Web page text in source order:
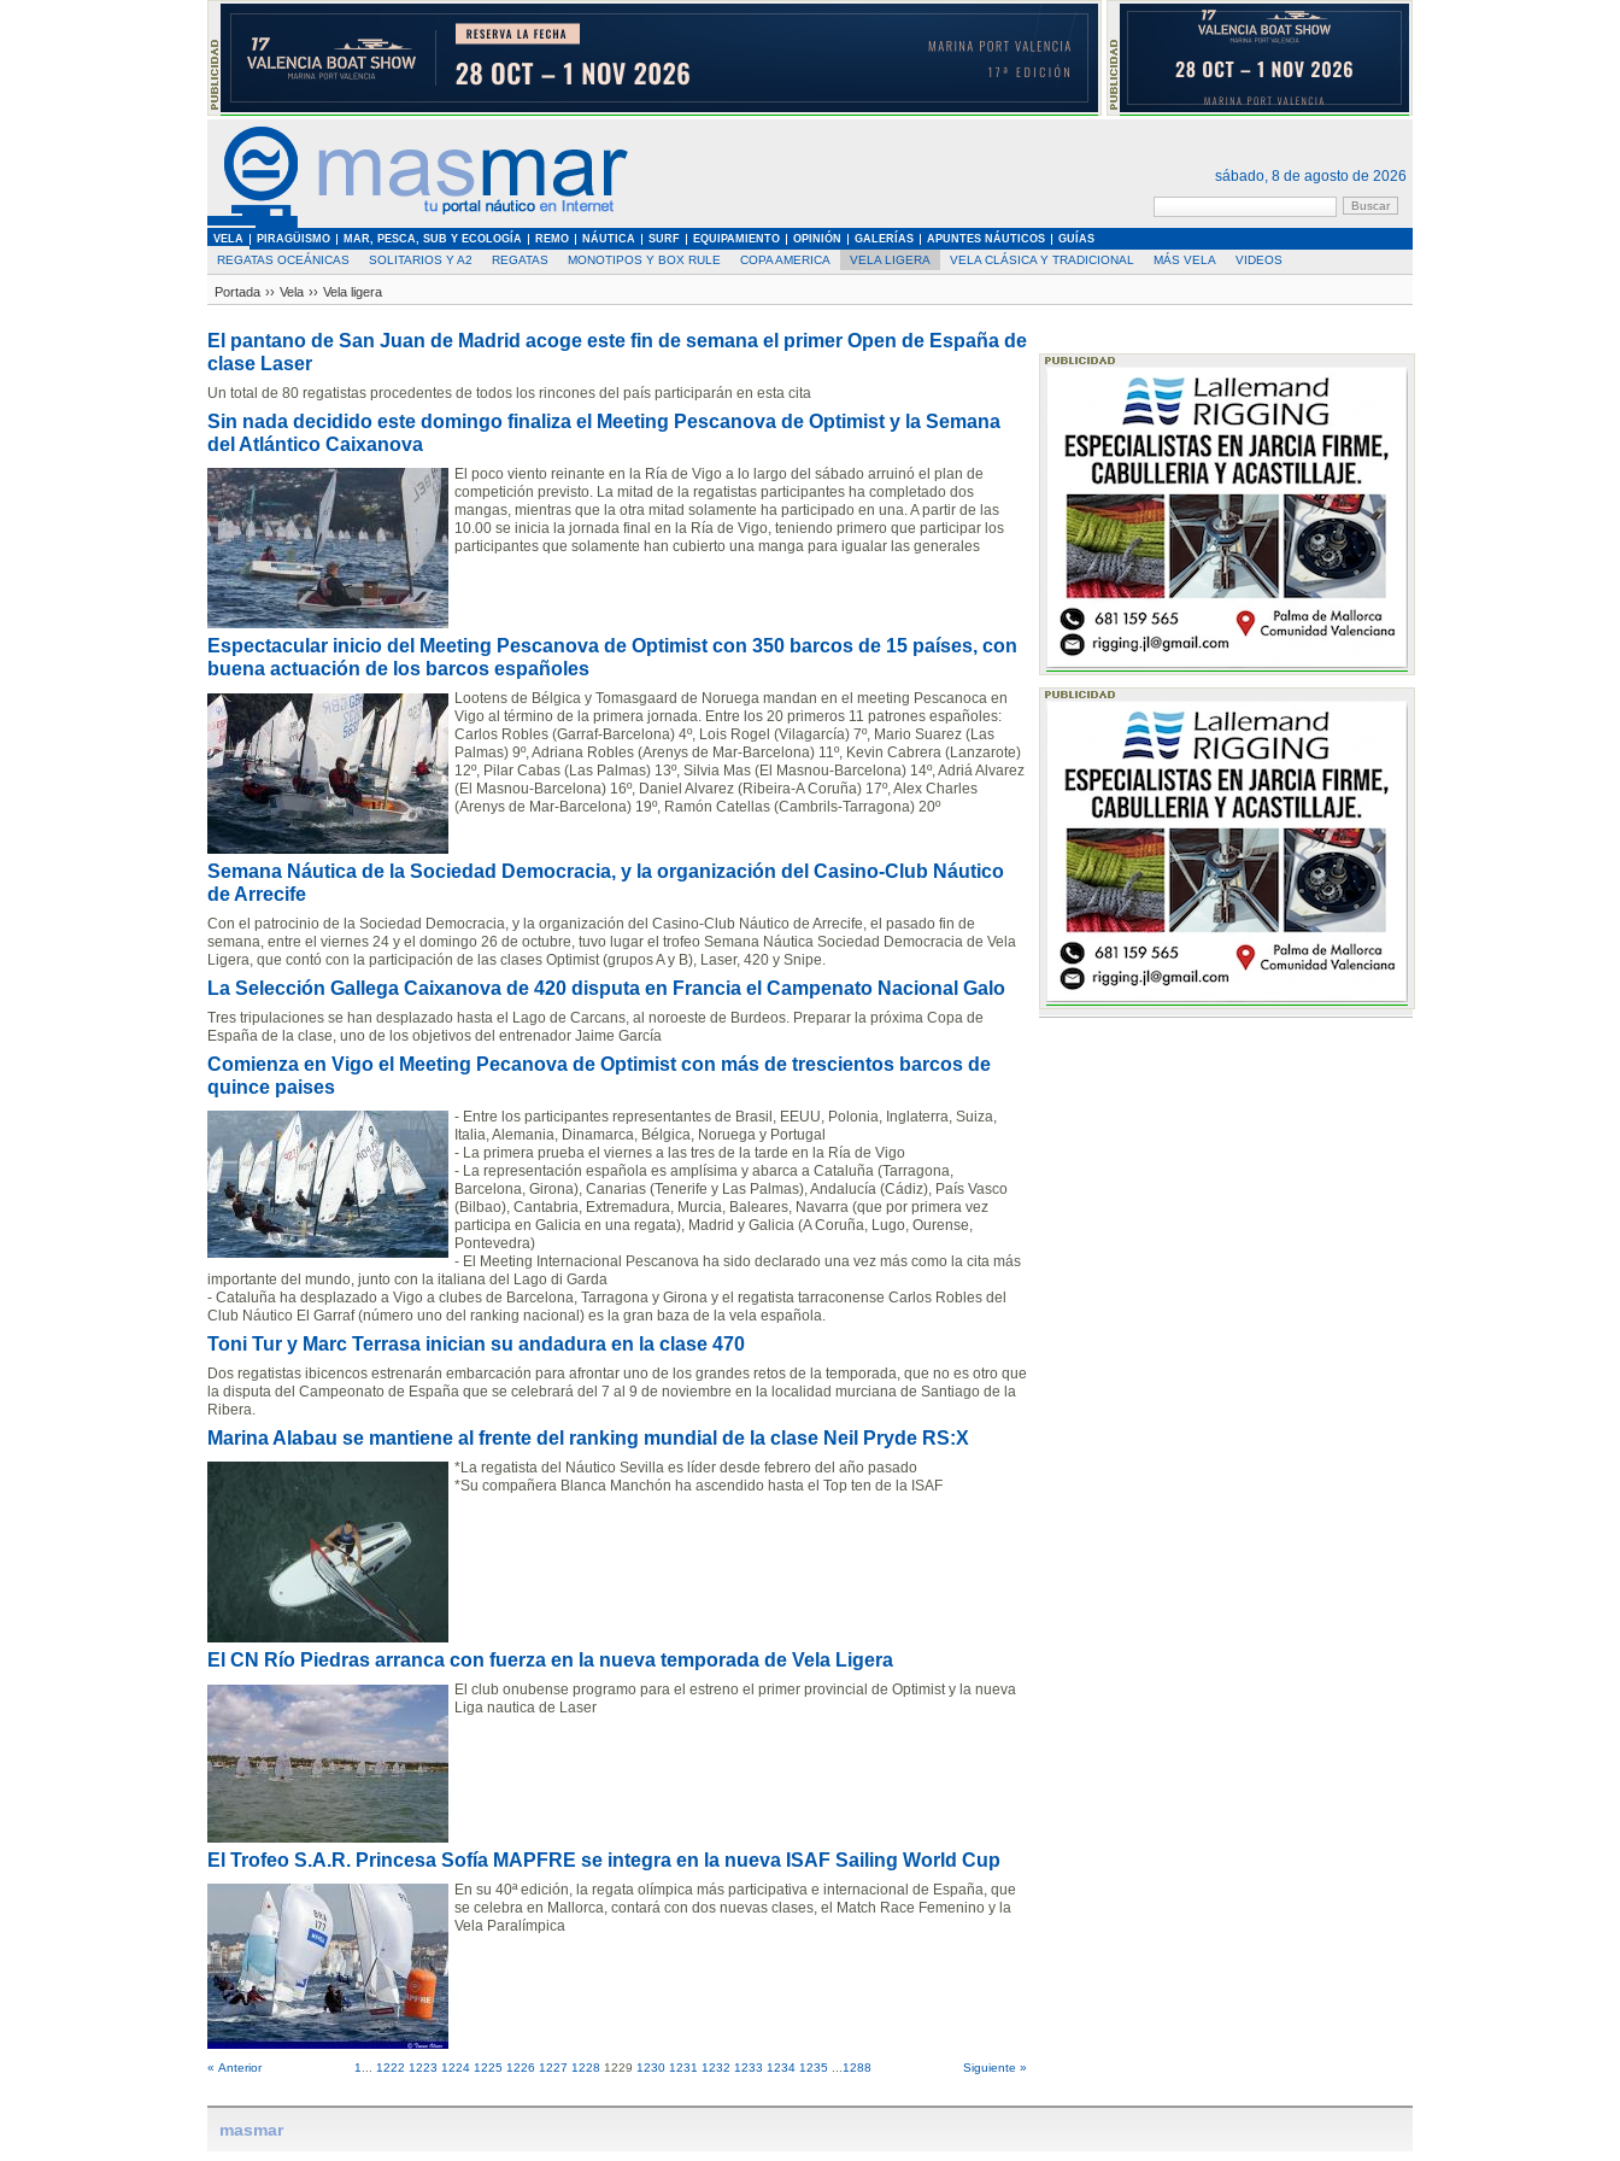
sábado, 8 de agosto de 2026
VELA PIRAGÜISMO MAR, PESCA, SUB Y ECOLOGÍA REMO NÁUTICA SURF EQUIPAMIENTO OPINIÓN GALERÍAS APUNTES NÁUTICOS GUÍAS
REGATAS OCEÁNICAS SOLITARIOS Y A2 REGATAS MONOTIPOS Y BOX RULE COPA AMERICA VELA LIGERA VELA CLÁSICA Y TRADICIONAL MÁS VELA VIDEOS
Portada ›› Vela ›› Vela ligera
El pantano de San Juan de Madrid acoge este fin de semana el primer Open de España de
clase Laser
Un total de 80 regatistas procedentes de todos los rincones del país participarán en esta cita
Sin nada decidido este domingo finaliza el Meeting Pescanova de Optimist y la Semana
del Atlántico Caixanova
El poco viento reinante en la Ría de Vigo a lo largo del sábado arruinó el plan de
competición previsto. La mitad de la regatistas participantes ha completado dos
mangas, mientras que la otra mitad solamente ha participado en una. A partir de las
10.00 se inicia la jornada final en la Ría de Vigo, teniendo primero que participar los
participantes que solamente han cubierto una manga para igualar las generales
Espectacular inicio del Meeting Pescanova de Optimist con 350 barcos de 15 países, con
buena actuación de los barcos españoles
Lootens de Bélgica y Tomasgaard de Noruega mandan en el meeting Pescanoca en
Vigo al término de la primera jornada. Entre los 20 primeros 11 patrones españoles:
Carlos Robles (Garraf-Barcelona) 4º, Lois Rogel (Vilagarcía) 7º, Mario Suarez (Las
Palmas) 9º, Adriana Robles (Arenys de Mar-Barcelona) 11º, Kevin Cabrera (Lanzarote)
12º, Pilar Cabas (Las Palmas) 13º, Silvia Mas (El Masnou-Barcelona) 14º, Adriá Alvarez
(El Masnou-Barcelona) 16º, Daniel Alvarez (Ribeira-A Coruña) 17º, Alex Charles
(Arenys de Mar-Barcelona) 19º, Ramón Catellas (Cambrils-Tarragona) 20º
Semana Náutica de la Sociedad Democracia, y la organización del Casino-Club Náutico
de Arrecife
Con el patrocinio de la Sociedad Democracia, y la organización del Casino-Club Náutico de Arrecife, el pasado fin de
semana, entre el viernes 24 y el domingo 26 de octubre, tuvo lugar el trofeo Semana Náutica Sociedad Democracia de Vela
Ligera, que contó con la participación de las clases Optimist (grupos A y B), Laser, 420 y Snipe.
La Selección Gallega Caixanova de 420 disputa en Francia el Campenato Nacional Galo
Tres tripulaciones se han desplazado hasta el Lago de Carcans, al noroeste de Burdeos. Preparar la próxima Copa de
España de la clase, uno de los objetivos del entrenador Jaime García
Comienza en Vigo el Meeting Pecanova de Optimist con más de trescientos barcos de
quince paises
- Entre los participantes representantes de Brasil, EEUU, Polonia, Inglaterra, Suiza,
Italia, Alemania, Dinamarca, Bélgica, Noruega y Portugal
- La primera prueba el viernes a las tres de la tarde en la Ría de Vigo
- La representación española es amplísima y abarca a Cataluña (Tarragona,
Barcelona, Girona), Canarias (Tenerife y Las Palmas), Andalucía (Cádiz), País Vasco
(Bilbao), Cantabria, Extremadura, Murcia, Baleares, Navarra (que por primera vez
participa en Galicia en una regata), Madrid y Galicia (A Coruña, Lugo, Ourense,
Pontevedra)
- El Meeting Internacional Pescanova ha sido declarado una vez más como la cita más
importante del mundo, junto con la italiana del Lago di Garda
- Cataluña ha desplazado a Vigo a clubes de Barcelona, Tarragona y Girona y el regatista tarraconense Carlos Robles del
Club Náutico El Garraf (número uno del ranking nacional) es la gran baza de la vela española.
Toni Tur y Marc Terrasa inician su andadura en la clase 470
Dos regatistas ibicencos estrenarán embarcación para afrontar uno de los grandes retos de la temporada, que no es otro que
la disputa del Campeonato de España que se celebrará del 7 al 9 de noviembre en la localidad murciana de Santiago de la
Ribera.
Marina Alabau se mantiene al frente del ranking mundial de la clase Neil Pryde RS:X
*La regatista del Náutico Sevilla es líder desde febrero del año pasado
*Su compañera Blanca Manchón ha ascendido hasta el Top ten de la ISAF
El CN Río Piedras arranca con fuerza en la nueva temporada de Vela Ligera
El club onubense programo para el estreno el primer provincial de Optimist y la nueva
Liga nautica de Laser
El Trofeo S.A.R. Princesa Sofía MAPFRE se integra en la nueva ISAF Sailing World Cup
En su 40ª edición, la regata olímpica más participativa e internacional de España, que
se celebra en Mallorca, contará con dos nuevas clases, el Match Race Femenino y la
Vela Paralímpica
« Anterior Siguiente »
1... 1222 1223 1224 1225 1226 1227 1228 1229 1230 1231 1232 1233 1234 1235 ...1288
masmar